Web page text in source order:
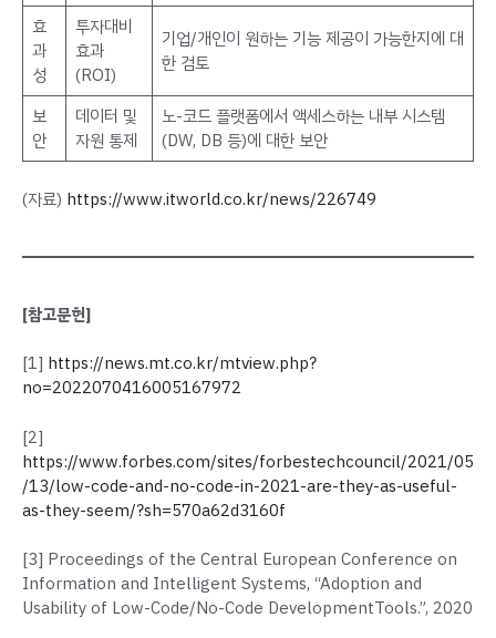
효
과
성
투자대비
효과
(ROI)
기업/개인이 원하는 기능 제공이 가능한지에 대
한 검토
보
안
데이터 및
자원 통제
노-코드 플랫폼에서 액세스하는 내부 시스템
(DW, DB 등)에 대한 보안
(자료) https://www.itworld.co.kr/news/226749
[참고문헌]
[1] https://news.mt.co.kr/mtview.php?
no=2022070416005167972
[2]
https://www.forbes.com/sites/forbestechcouncil/2021/05
/13/low-code-and-no-code-in-2021-are-they-as-useful-
as-they-seem/?sh=570a62d3160f
[3] Proceedings of the Central European Conference on
Information and Intelligent Systems, “Adoption and
Usability of Low-Code/No-Code DevelopmentTools.”, 2020